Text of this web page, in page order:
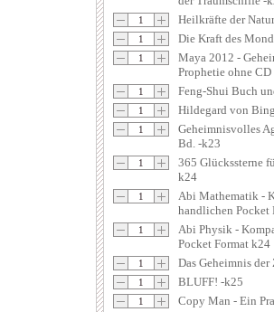
Heilkräfte der
Die Kraft des
Maya 2012 -
Prophetie ohne
Feng-Shui Buch
Hildegard von
Geheimnisvolles
Bd. -k23
365 Glückssterne
k24
Abi Mathematik -
handlichen Pocket
Abi Physik -
Pocket Format k24
Das Geheimnis der
BLUFF! -k25
Copy Man - Ein